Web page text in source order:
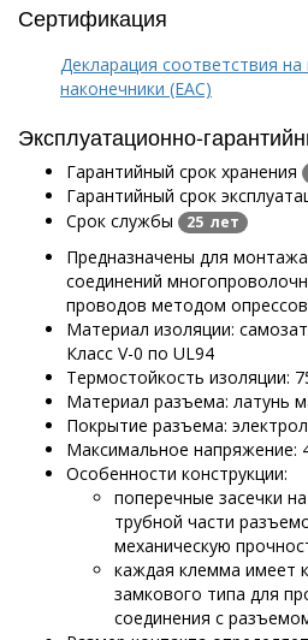
Сертификация
Декларация соответствия
наконечники (EAC)
Эксплуатационно-
Гарантийный срок хранения
Гарантийный срок
Срок службы 25 лет
Предназначены для
соединений
проводов методом
Материал изоляции:
Класс V-0 по UL94
Термостойкость изоляции:
Материал разъема: латунь
Покрытие разъема:
Максимальное напряжение:
Особенности конструкции:
поперечные засечки
трубной части
механическую
каждая клемма имеет
замкового типа для
соединения с